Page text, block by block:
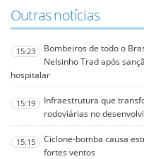
Outras notícias
15:23
Bombeiros de todo o
Nelsinho Trad após
hospitalar
15:19
Infraestrutura que
rodoviárias no
15:15
Ciclone-bomba causa
fortes ventos